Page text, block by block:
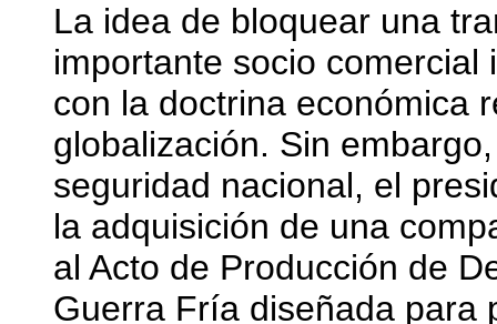
La idea de bloquear una
importante socio
con la doctrina económica
globalización. Sin
seguridad nacional, el
la adquisición de una
al Acto de Producción de
Guerra Fría diseñada para